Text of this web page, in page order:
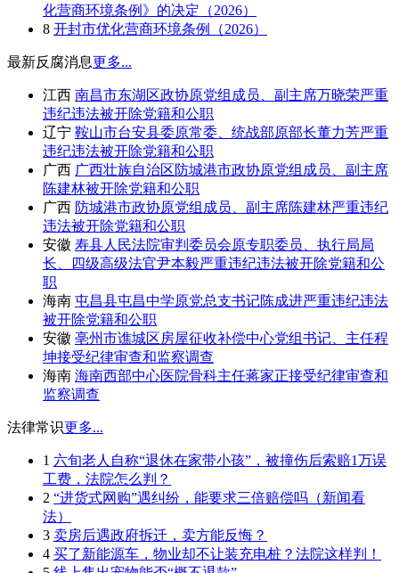
化营商环境条例》的决定（2026）
8 开封市优化营商环境条例（2026）
最新反腐消息更多...
江西 南昌市东湖区政协原党组成员、副主席万晓荣严重
违纪违法被开除党籍和公职
辽宁 鞍山市台安县委原常委、统战部原部长董力芳严重
违纪违法被开除党籍和公职
广西 广西壮族自治区防城港市政协原党组成员、副主席
陈建林被开除党籍和公职
广西 防城港市政协原党组成员、副主席陈建林严重违纪
违法被开除党籍和公职
安徽 寿县人民法院审判委员会原专职委员、执行局局
长、四级高级法官尹本毅严重违纪违法被开除党籍和公
职
海南 屯昌县屯昌中学原党总支书记陈成进严重违纪违法
被开除党籍和公职
安徽 亳州市谯城区房屋征收补偿中心党组书记、主任程
坤接受纪律审查和监察调查
海南 海南西部中心医院骨科主任蒋家正接受纪律审查和
监察调查
法律常识更多...
1 六旬老人自称“退休在家带小孩”，被撞伤后索赔1万误
工费，法院怎么判？
2 “进货式网购”遇纠纷，能要求三倍赔偿吗（新闻看
法）
3 卖房后遇政府拆迁，卖方能反悔？
4 买了新能源车，物业却不让装充电桩？法院这样判！